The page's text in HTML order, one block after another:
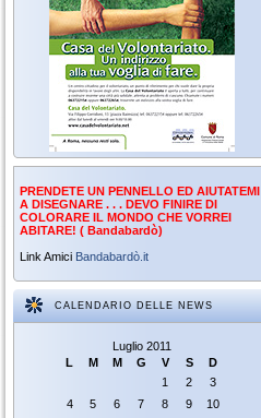
PRENDETE UN PENNELLO ED AIUTATEMI
A DISEGNARE . . . DEVO FINIRE DI
COLORARE IL MONDO CHE VORREI
ABITARE! ( Bandabardò)
Link Amici Bandabardò.it
CALENDARIO DELLE NEWS
Luglio 2011
L
M M G V S
D
1
2
3
4
5 6 7 8 9
10